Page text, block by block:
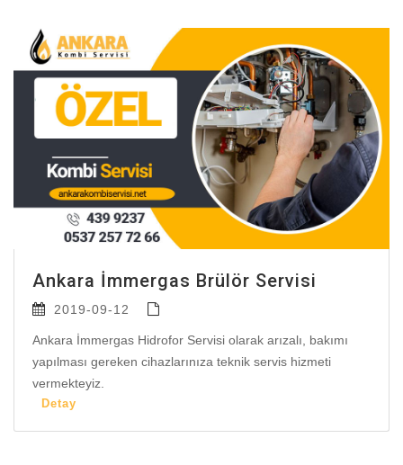
Ankara İmmergas Brülör Servisi
2019-09-12
Ankara İmmergas Hidrofor Servisi olarak arızalı, bakımı
yapılması gereken cihazlarınıza teknik servis hizmeti
vermekteyiz.
Detay